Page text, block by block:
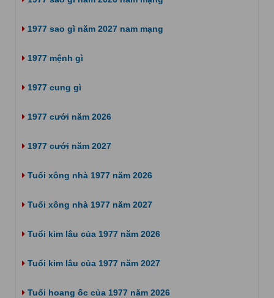
1977 sao gì năm 2027 nam mạng
1977 mệnh gì
1977 cung gì
1977 cưới năm 2026
1977 cưới năm 2027
Tuổi xông nhà 1977 năm 2026
Tuổi xông nhà 1977 năm 2027
Tuổi kim lâu của 1977 năm 2026
Tuổi kim lâu của 1977 năm 2027
Tuổi hoang ốc của 1977 năm 2026